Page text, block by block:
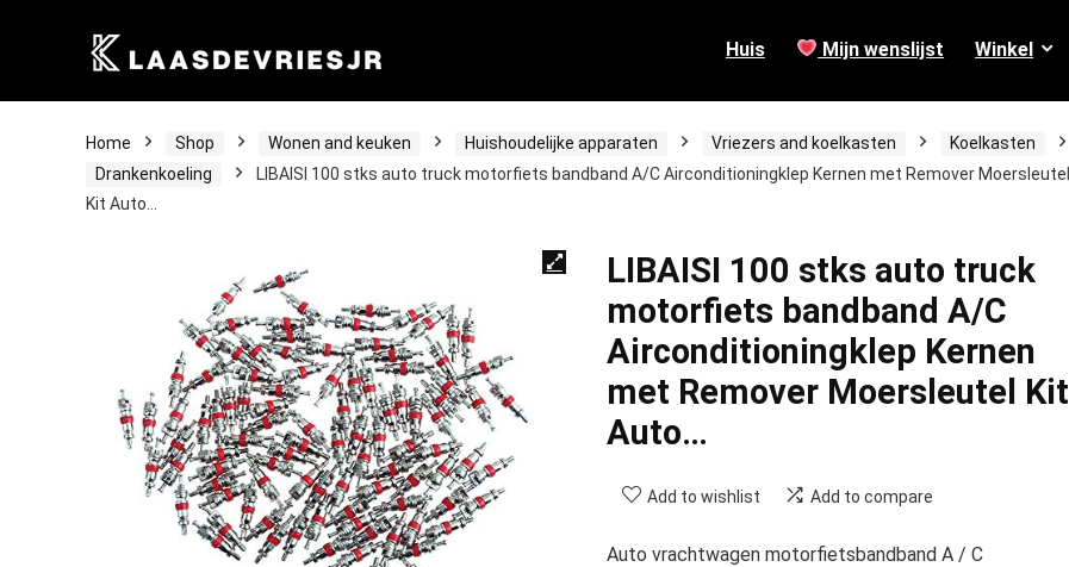
Huis Mijn wenslijst Winkel
Home Shop Wonen and keuken Huishoudelijke apparaten Vriezers and koelkasten
Koelkasten
Drankenkoeling
LIBAISI 100 stks auto truck motorfiets bandband A/C Airconditioningklep Kernen met Remover Moersleutel
Kit Auto…
LIBAISI 100 stks auto truck
motorfiets bandband A/C
Airconditioningklep Kernen
met Remover Moersleutel Kit
Auto…
Add to wishlist Add to compare
Auto vrachtwagen motorfietsbandband A / C